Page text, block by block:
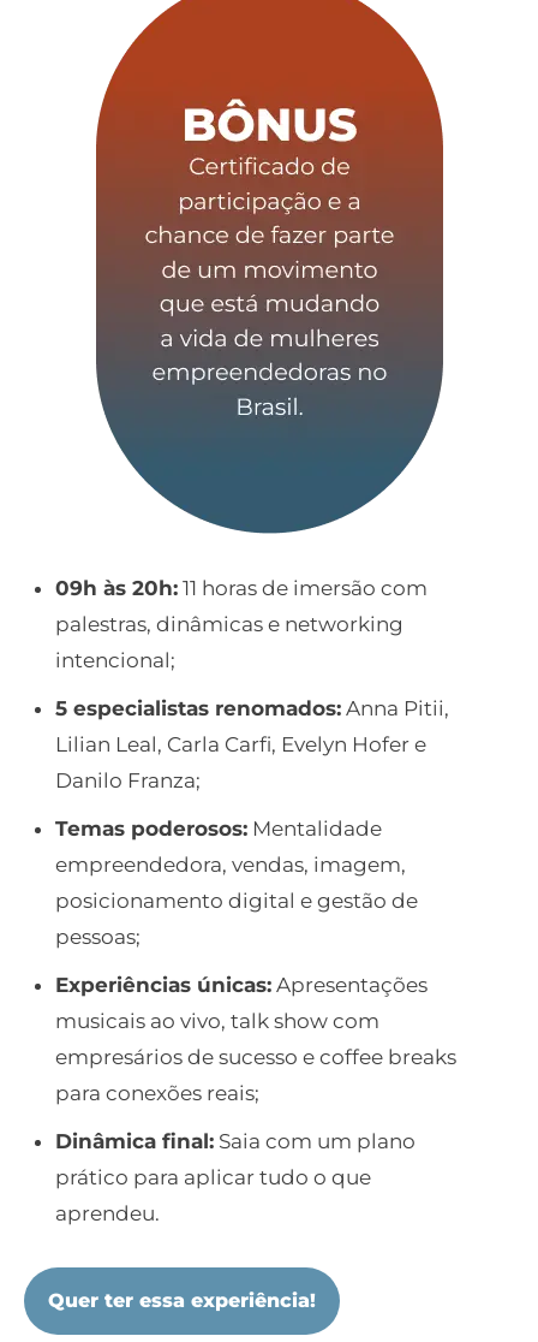
09h às 20h: 11 horas de imersão com
palestras, dinâmicas e networking
intencional;
5 especialistas renomados: Anna Pitii,
Lilian Leal, Carla Carfi, Evelyn Hofer e
Danilo Franza;
Temas poderosos: Mentalidade
empreendedora, vendas, imagem,
posicionamento digital e gestão de
pessoas;
Experiências únicas: Apresentações
musicais ao vivo, talk show com
empresários de sucesso e coffee breaks
para conexões reais;
Dinâmica final: Saia com um plano
prático para aplicar tudo o que
aprendeu.
Quer ter essa experiência!